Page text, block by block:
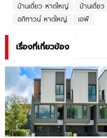
บ้านเดี่ยว หาดใหญ่
บ้านเดี่ย
อภิทาวน์ หาดใหญ่
เอพี
เรื่องที่เกี่ยวข้อง